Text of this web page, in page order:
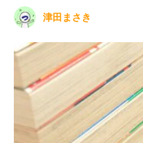
津田まさき